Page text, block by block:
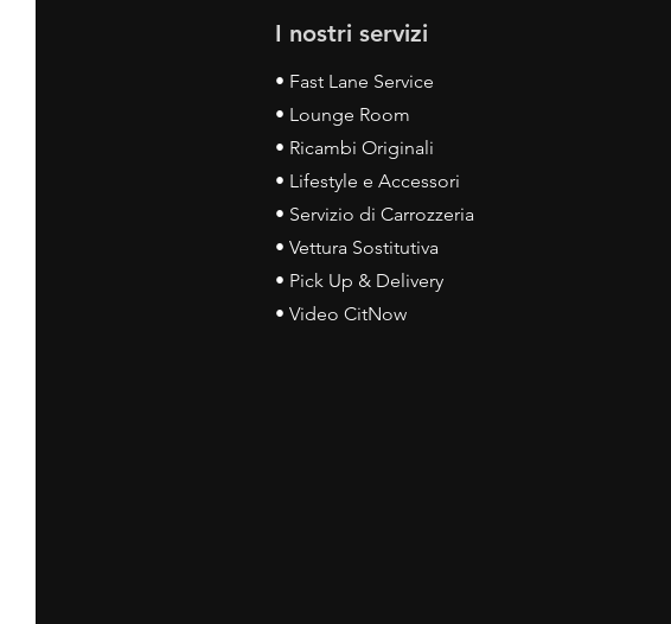
I nostri servizi
• Fast Lane Service
• Lounge Room
• Ricambi Originali
• Lifestyle e Accessori
• Servizio di Carrozzeria
• Vettura Sostitutiva
• Pick Up & Delivery
• Video CitNow